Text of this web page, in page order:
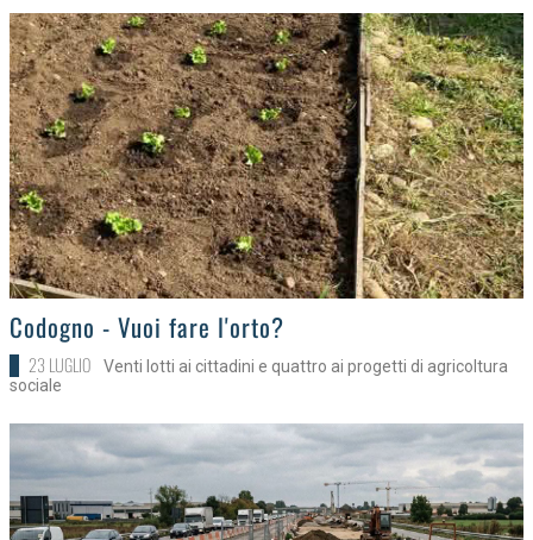
>
Codogno - Vuoi fare l'orto?
23 LUGLIO
Venti lotti ai cittadini e quattro ai progetti di agricoltura
sociale